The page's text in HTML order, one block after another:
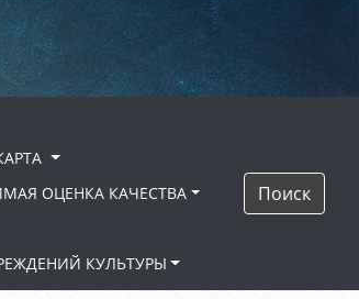
ОЦЕНКА КАЧЕСТВА
КУЛЬТУРЫ
Поиск